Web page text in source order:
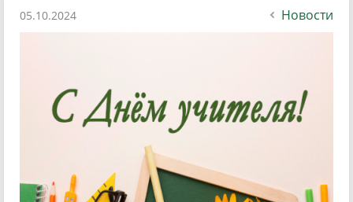
05.10.2024 Новости